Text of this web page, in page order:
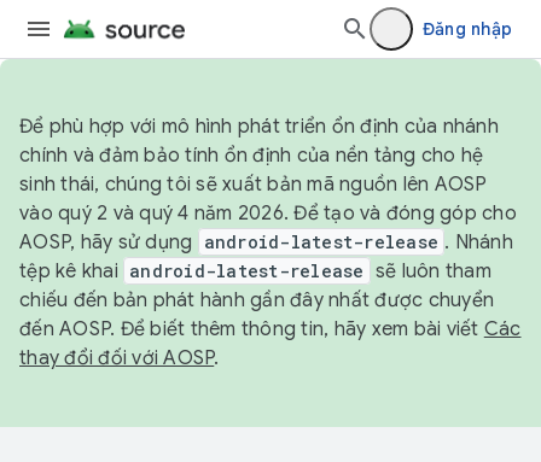
Đăng nhập
Để phù hợp với mô hình phát triển ổn định của nhánh
chính và đảm bảo tính ổn định của nền tảng cho hệ
sinh thái, chúng tôi sẽ xuất bản mã nguồn lên AOSP
vào quý 2 và quý 4 năm 2026. Để tạo và đóng góp cho
AOSP, hãy sử dụng
android-latest-release . Nhánh
tệp kê khai android-latest-release sẽ luôn tham
chiếu đến bản phát hành gần đây nhất được chuyển
đến AOSP. Để biết thêm thông tin, hãy xem bài viết Các
thay đổi đối với AOSP.